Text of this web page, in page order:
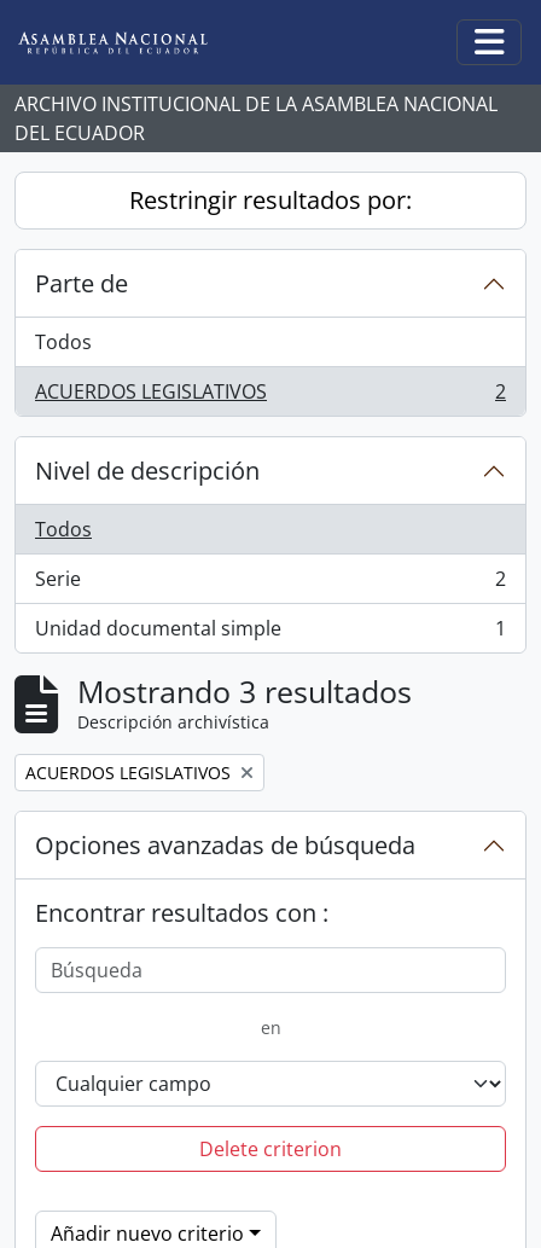
ARCHIVO INSTITUCIONAL DE LA ASAMBLEA NACIONAL
DEL ECUADOR
Restringir resultados por:
Parte de
Todos
ACUERDOS LEGISLATIVOS
, 2 resultados 2
Nivel de descripción
Todos
Serie
, 2 resultados
2
Unidad documental simple
, 1 resultados 1
Mostrando 3 resultados
Descripción archivística
Remove filter:
ACUERDOS LEGISLATIVOS
Opciones avanzadas de búsqueda
Encontrar resultados con :
en
Delete criterion
Añadir nuevo criterio